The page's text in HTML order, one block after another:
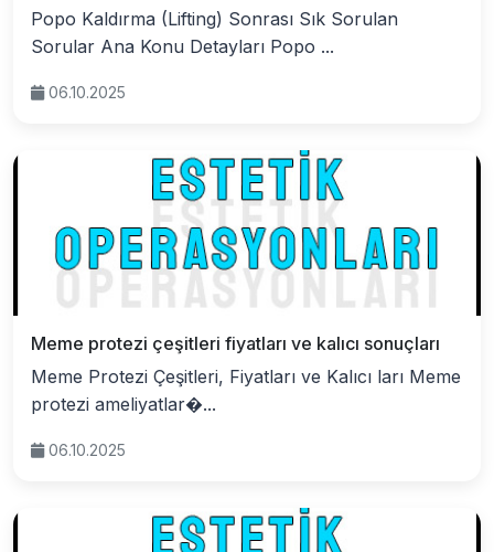
Popo Kaldırma (Lifting) Sonrası Sık Sorulan
Sorular Ana Konu Detayları Popo ...
06.10.2025
Meme protezi çeşitleri fiyatları ve kalıcı sonuçları
Meme Protezi Çeşitleri, Fiyatları ve Kalıcı ları Meme
protezi ameliyatlar�...
06.10.2025